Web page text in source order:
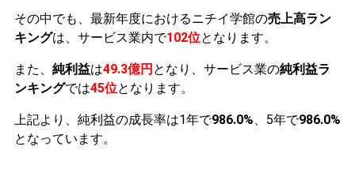
その中でも、最新年度におけるニチイ学館の売上高ラン
キングは、サービス業内で102位となります。
また、 純利益は49.3億円 となり、サービス業の純利益ラ
ンキングでは45位となります。
上記より、純利益の成長率は1年で986.0%、5年で986.0%
となっています。